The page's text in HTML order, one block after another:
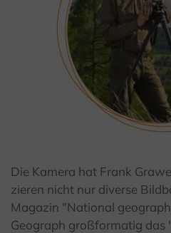
Die Kamera hat Frank
zieren nicht nur diverse
Magazin "National
Geograph großformatig